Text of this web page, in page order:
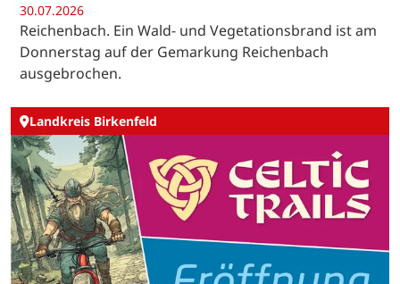
30.07.2026
Reichenbach. Ein Wald- und Vegetationsbrand ist am
Donnerstag auf der Gemarkung Reichenbach
ausgebrochen.
Landkreis Birkenfeld